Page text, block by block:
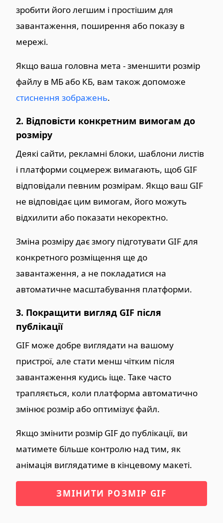
зробити його легшим і простішим для
завантаження, поширення або показу в
мережі.
Якщо ваша головна мета - зменшити розмір
файлу в МБ або КБ, вам також допоможе
стиснення зображень.
2. Відповісти конкретним вимогам до
розміру
Деякі сайти, рекламні блоки, шаблони листів
і платформи соцмереж вимагають, щоб GIF
відповідали певним розмірам. Якщо ваш GIF
не відповідає цим вимогам, його можуть
відхилити або показати некоректно.
Зміна розміру дає змогу підготувати GIF для
конкретного розміщення ще до
завантаження, а не покладатися на
автоматичне масштабування платформи.
3. Покращити вигляд GIF після
публікації
GIF може добре виглядати на вашому
пристрої, але стати менш чітким після
завантаження кудись іще. Таке часто
трапляється, коли платформа автоматично
змінює розмір або оптимізує файл.
Якщо змінити розмір GIF до публікації, ви
матимете більше контролю над тим, як
анімація виглядатиме в кінцевому макеті.
ЗМІНИТИ РОЗМІР GIF